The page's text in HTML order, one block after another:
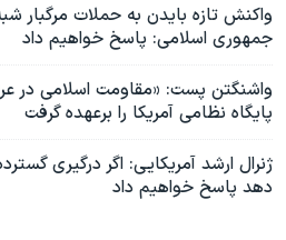
واکنش تازه بایدن به حملات مرگبار
جمهوری اسلامی: پاسخ خواهیم داد
واشنگتن پست: «مقاومت اسلامی در
پایگاه نظامی آمریکا را برعهده گرفت
ژنرال ارشد آمریکایی: اگر درگیری
دهد پاسخ خواهیم داد